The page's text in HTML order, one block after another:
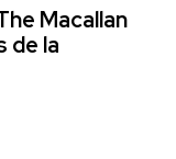
Macallan
de la